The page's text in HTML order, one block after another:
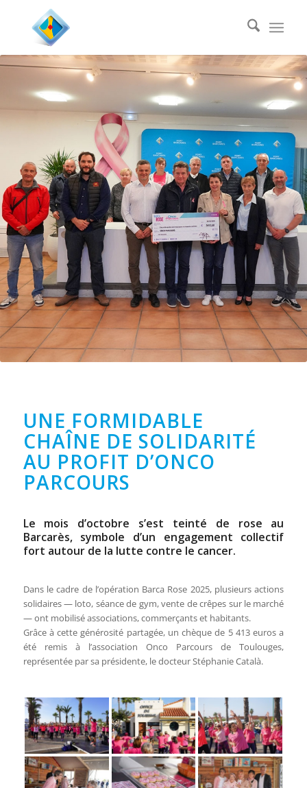
UNE FORMIDABLE
CHAÎNE DE SOLIDARITÉ
AU PROFIT D’ONCO
PARCOURS
Le mois d’octobre s’est teinté de rose au
Barcarès, symbole d’un engagement collectif
fort autour de la lutte contre le cancer.
Dans le cadre de l’opération Barca Rose 2025, plusieurs actions
solidaires — loto, séance de gym, vente de crêpes sur le marché
— ont mobilisé associations, commerçants et habitants.
Grâce à cette générosité partagée, un chèque de 5 413 euros a
été remis à l’association Onco Parcours de Toulouges,
représentée par sa présidente, le docteur Stéphanie Català.